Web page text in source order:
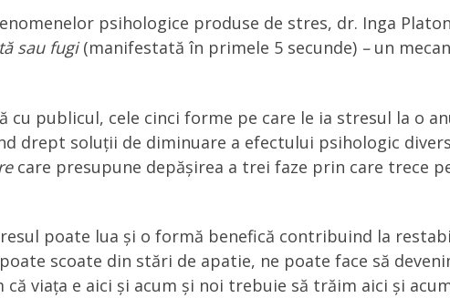
psihologice produse de stres, dr. Inga
sau fugi(manifestată în primele 5 secunde) – un
cu publicul, cele cinci forme pe care le ia stresul la o
drept soluții de diminuare a efectului psihologic
care presupune depășirea a trei faze prin care trece
poate lua și o formă benefică contribuind la
scoate din stări de apatie, ne poate face să
viața e aici și acum și noi trebuie să trăim aici și